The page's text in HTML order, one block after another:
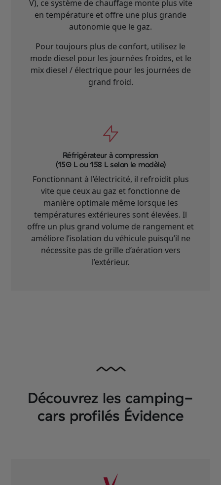
V), ce système de chauffage monte plus vite
en température et offre une plus grande
autonomie que le gaz.
Pour toujours plus de confort, utilisez le
mode diesel pour les journées froides, et le
mix diesel / électrique pour les journées de
grand froid.
Réfrigérateur à compression
(150 L ou 158 L selon le modèle)
Fonctionnant à l’électricité, il refroidit plus
vite que ceux au gaz et fonctionne de
manière optimale même lorsque les
températures extérieures sont élevées. Il
offre un plus grand volume de rangement et
améliore l’isolation du véhicule puisqu’il ne
nécessite pas de grille d’aération vers
l’extérieur.
Découvrez les camping-
cars profilés Évidence